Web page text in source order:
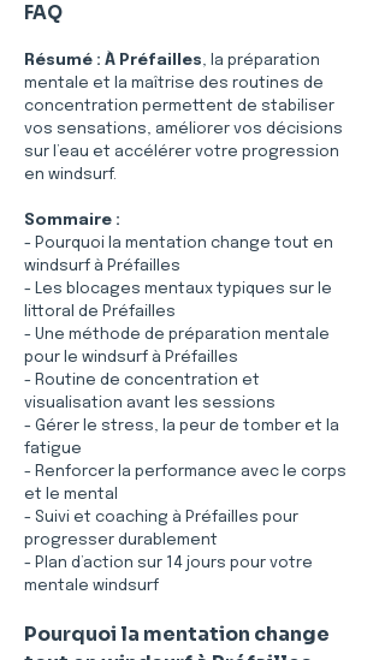
FAQ
Résumé : À Préfailles, la préparation
mentale et la maîtrise des routines de
concentration permettent de stabiliser
vos sensations, améliorer vos décisions
sur l’eau et accélérer votre progression
en windsurf.
Sommaire :
- Pourquoi la mentation change tout en
windsurf à Préfailles
- Les blocages mentaux typiques sur le
littoral de Préfailles
- Une méthode de préparation mentale
pour le windsurf à Préfailles
- Routine de concentration et
visualisation avant les sessions
- Gérer le stress, la peur de tomber et la
fatigue
- Renforcer la performance avec le corps
et le mental
- Suivi et coaching à Préfailles pour
progresser durablement
- Plan d’action sur 14 jours pour votre
mentale windsurf
Pourquoi la mentation change